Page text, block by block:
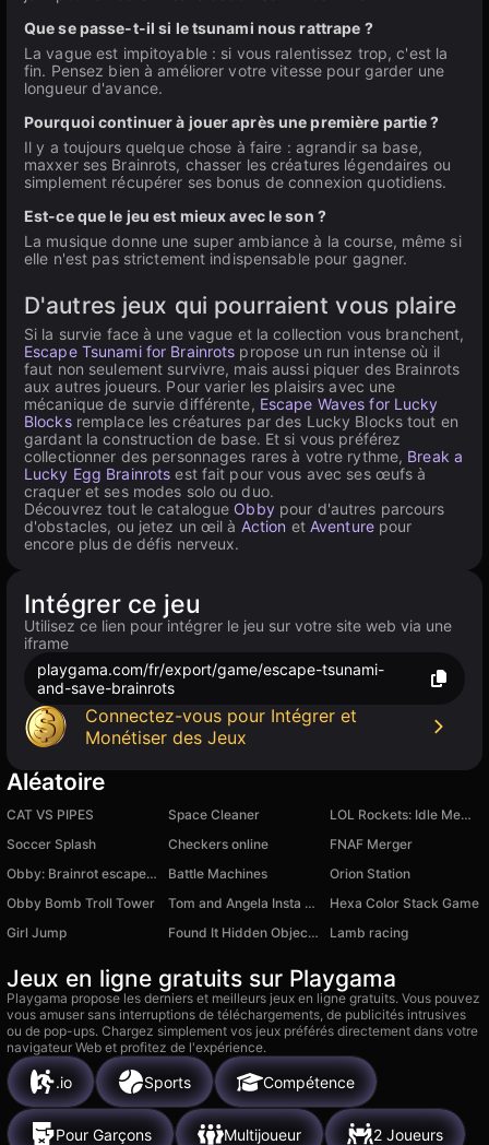
Que se passe-t-il si le tsunami nous rattrape ?
La vague est impitoyable : si vous ralentissez trop, c'est la
fin. Pensez bien à améliorer votre vitesse pour garder une
longueur d'avance.
Pourquoi continuer à jouer après une première partie ?
Il y a toujours quelque chose à faire : agrandir sa base,
maxxer ses Brainrots, chasser les créatures légendaires ou
simplement récupérer ses bonus de connexion quotidiens.
Est-ce que le jeu est mieux avec le son ?
La musique donne une super ambiance à la course, même si
elle n'est pas strictement indispensable pour gagner.
D'autres jeux qui pourraient vous plaire
Si la survie face à une vague et la collection vous branchent,
Escape Tsunami for Brainrots propose un run intense où il
faut non seulement survivre, mais aussi piquer des Brainrots
aux autres joueurs. Pour varier les plaisirs avec une
mécanique de survie différente, Escape Waves for Lucky
Blocksremplace les créatures par des Lucky Blocks tout en
gardant la construction de base. Et si vous préférez
collectionner des personnages rares à votre rythme, Break a
Lucky Egg Brainrots est fait pour vous avec ses œufs à
craquer et ses modes solo ou duo.
Découvrez tout le catalogue Obbypour d'autres parcours
d'obstacles, ou jetez un œil à Action et Aventurepour
encore plus de défis nerveux.
Intégrer ce jeu
Utilisez ce lien pour intégrer le jeu sur votre site web via une
iframe
playgama.com/fr/export/game/escape-tsunami-
and-save-brainrots
Connectez-vous pour Intégrer et
Monétiser des Jeux
Aléatoire
CAT VS PIPES Space Cleaner
LOL Rockets: Idle Meme RPG Clicker
Soccer Splash
Checkers online
FNAF Merger
Obby: Brainrot escape from Lava
Battle Machines
Orion Station
Obby Bomb Troll Tower
Tom and Angela Insta Fashion
Hexa Color Stack Game
Girl Jump
Found It Hidden Object Game Lamb racing
Jeux en ligne gratuits sur Playgama
Playgama propose les derniers et meilleurs jeux en ligne gratuits. Vous pouvez
vous amuser sans interruptions de téléchargements, de publicités intrusives
ou de pop-ups. Chargez simplement vos jeux préférés directement dans votre
navigateur Web et profitez de l'expérience.
.io Sports Compétence
Pour Garçons Multijoueur 2 Joueurs